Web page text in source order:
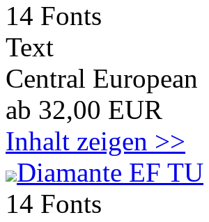
14 Fonts
Text
Central European
ab 32,00 EUR
Inhalt zeigen >>
Diamante EF TU
14 Fonts